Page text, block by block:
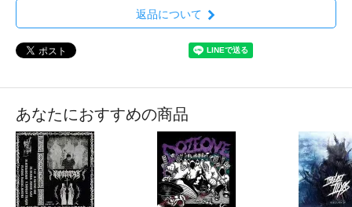
返品について
あなたにおすすめの商品